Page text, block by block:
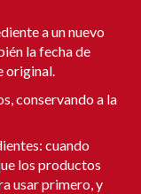
a un nuevo
la fecha de
original.
conservando a la
cuando
los productos
usar primero, y